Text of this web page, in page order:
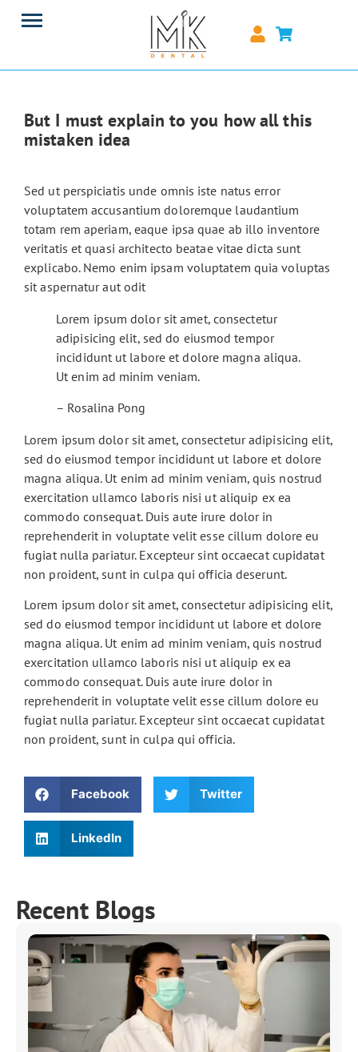
But I must explain to you how all this
mistaken idea
Sed ut perspiciatis unde omnis iste natus error
voluptatem accusantium doloremque laudantium
totam rem aperiam, eaque ipsa quae ab illo inventore
veritatis et quasi architecto beatae vitae dicta sunt
explicabo. Nemo enim ipsam voluptatem quia voluptas
sit aspernatur aut odit
Lorem ipsum dolor sit amet, consectetur
adipisicing elit, sed do eiusmod tempor
incididunt ut labore et dolore magna aliqua.
Ut enim ad minim veniam.
– Rosalina Pong
Lorem ipsum dolor sit amet, consectetur adipisicing elit,
sed do eiusmod tempor incididunt ut labore et dolore
magna aliqua. Ut enim ad minim veniam, quis nostrud
exercitation ullamco laboris nisi ut aliquip ex ea
commodo consequat. Duis aute irure dolor in
reprehenderit in voluptate velit esse cillum dolore eu
fugiat nulla pariatur. Excepteur sint occaecat cupidatat
non proident, sunt in culpa qui officia deserunt.
Lorem ipsum dolor sit amet, consectetur adipisicing elit,
sed do eiusmod tempor incididunt ut labore et dolore
magna aliqua. Ut enim ad minim veniam, quis nostrud
exercitation ullamco laboris nisi ut aliquip ex ea
commodo consequat. Duis aute irure dolor in
reprehenderit in voluptate velit esse cillum dolore eu
fugiat nulla pariatur. Excepteur sint occaecat cupidatat
non proident, sunt in culpa qui officia.
Facebook Twitter
LinkedIn
Recent Blogs